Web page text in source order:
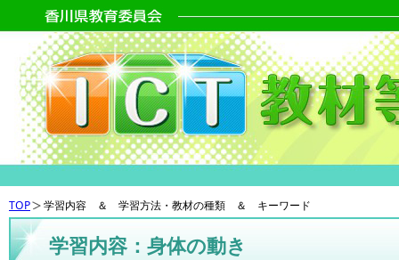
TOP 学習内容 ＆ 学習方法・教材の種類 ＆ キーワード
学習内容：身体の動き